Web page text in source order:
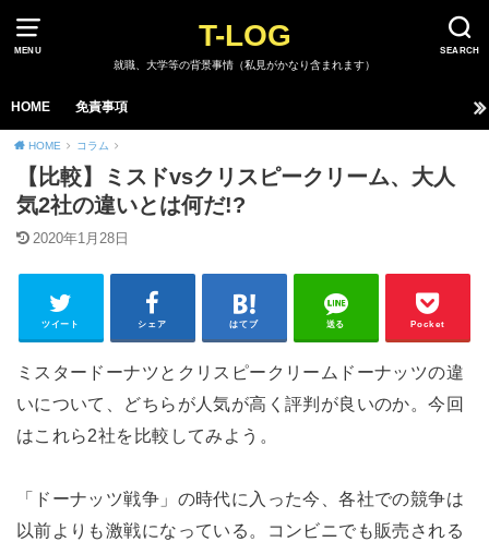
MENU SEARCH
T-LOG
就職、大学等の背景事情（私見がかなり含まれます）
HOME 免責事項
HOME コラム
【比較】ミスドvsクリスピークリーム、大人
気2社の違いとは何だ!?
2020年1月28日
ツイート シェア はてブ 送る Pocket
ミスタードーナツとクリスピークリームドーナッツの違
いについて、どちらが人気が高く評判が良いのか。今回
はこれら2社を比較してみよう。
「ドーナッツ戦争」の時代に入った今、各社での競争は
以前よりも激戦になっている。コンビニでも販売される